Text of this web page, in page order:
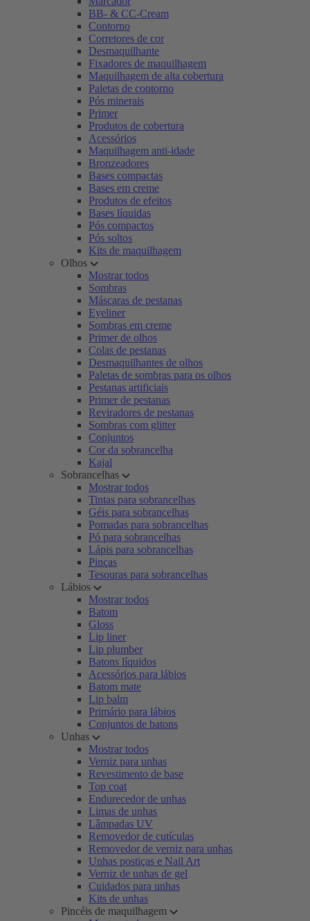
BB- & CC-Cream
Contorno
Corretores de cor
Desmaquilhante
Fixadores de maquilhagem
Maquilhagem de alta cobertura
Paletas de contorno
Pós minerais
Primer
Produtos de cobertura
Acessórios
Maquilhagem anti-idade
Bronzeadores
Bases compactas
Bases em creme
Produtos de efeitos
Bases líquidas
Pós compactos
Pós soltos
Kits de maquilhagem
Olhos
Mostrar todos
Sombras
Máscaras de pestanas
Eyeliner
Sombras em creme
Primer de olhos
Colas de pestanas
Desmaquilhantes de olhos
Paletas de sombras para os olhos
Pestanas artificiais
Primer de pestanas
Reviradores de pestanas
Sombras com glitter
Conjuntos
Cor da sobrancelha
Kajal
Sobrancelhas
Mostrar todos
Tintas para sobrancelhas
Géis para sobrancelhas
Pomadas para sobrancelhas
Pó para sobrancelhas
Lápis para sobrancelhas
Pinças
Tesouras para sobrancelhas
Lábios
Mostrar todos
Batom
Gloss
Lip liner
Lip plumber
Batons líquidos
Acessórios para lábios
Batom mate
Lip balm
Primário para lábios
Conjuntos de batons
Unhas
Mostrar todos
Verniz para unhas
Revestimento de base
Top coat
Endurecedor de unhas
Limas de unhas
Lâmpadas UV
Removedor de cutículas
Removedor de verniz para unhas
Unhas postiças e Nail Art
Verniz de unhas de gel
Cuidados para unhas
Kits de unhas
Pincéis de maquilhagem